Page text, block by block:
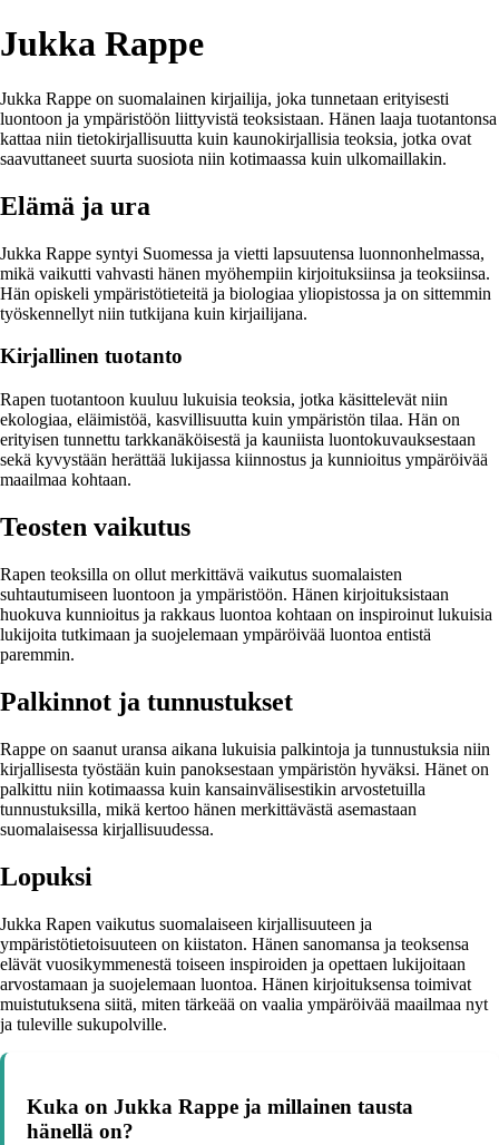
Jukka Rappe
Jukka Rappe on suomalainen kirjailija, joka tunnetaan erityisesti
luontoon ja ympäristöön liittyvistä teoksistaan. Hänen laaja tuotantonsa
kattaa niin tietokirjallisuutta kuin kaunokirjallisia teoksia, jotka ovat
saavuttaneet suurta suosiota niin kotimaassa kuin ulkomaillakin.
Elämä ja ura
Jukka Rappe syntyi Suomessa ja vietti lapsuutensa luonnonhelmassa,
mikä vaikutti vahvasti hänen myöhempiin kirjoituksiinsa ja teoksiinsa.
Hän opiskeli ympäristötieteitä ja biologiaa yliopistossa ja on sittemmin
työskennellyt niin tutkijana kuin kirjailijana.
Kirjallinen tuotanto
Rapen tuotantoon kuuluu lukuisia teoksia, jotka käsittelevät niin
ekologiaa, eläimistöä, kasvillisuutta kuin ympäristön tilaa. Hän on
erityisen tunnettu tarkkanäköisestä ja kauniista luontokuvauksestaan
sekä kyvystään herättää lukijassa kiinnostus ja kunnioitus ympäröivää
maailmaa kohtaan.
Teosten vaikutus
Rapen teoksilla on ollut merkittävä vaikutus suomalaisten
suhtautumiseen luontoon ja ympäristöön. Hänen kirjoituksistaan
huokuva kunnioitus ja rakkaus luontoa kohtaan on inspiroinut lukuisia
lukijoita tutkimaan ja suojelemaan ympäröivää luontoa entistä
paremmin.
Palkinnot ja tunnustukset
Rappe on saanut uransa aikana lukuisia palkintoja ja tunnustuksia niin
kirjallisesta työstään kuin panoksestaan ympäristön hyväksi. Hänet on
palkittu niin kotimaassa kuin kansainvälisestikin arvostetuilla
tunnustuksilla, mikä kertoo hänen merkittävästä asemastaan
suomalaisessa kirjallisuudessa.
Lopuksi
Jukka Rapen vaikutus suomalaiseen kirjallisuuteen ja
ympäristötietoisuuteen on kiistaton. Hänen sanomansa ja teoksensa
elävät vuosikymmenestä toiseen inspiroiden ja opettaen lukijoitaan
arvostamaan ja suojelemaan luontoa. Hänen kirjoituksensa toimivat
muistutuksena siitä, miten tärkeää on vaalia ympäröivää maailmaa nyt
ja tuleville sukupolville.
Kuka on Jukka Rappe ja millainen tausta
hänellä on?